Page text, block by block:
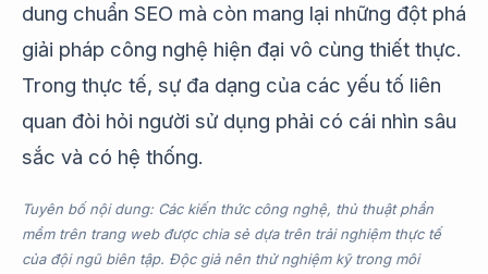
dung chuẩn SEO mà còn mang lại những đột phá
giải pháp công nghệ hiện đại vô cùng thiết thực.
Trong thực tế, sự đa dạng của các yếu tố liên
quan đòi hỏi người sử dụng phải có cái nhìn sâu
sắc và có hệ thống.
Tuyên bố nội dung: Các kiến thức công nghệ, thủ thuật phần
mềm trên trang web được chia sẻ dựa trên trải nghiệm thực tế
của đội ngũ biên tập. Độc giả nên thử nghiệm kỹ trong môi